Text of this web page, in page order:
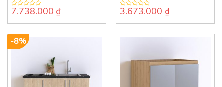
0
of
7.738.000 ₫
0
of
3.673.000 ₫
-8%